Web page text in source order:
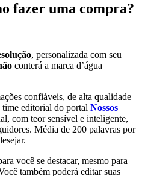
fazer uma compra?
, personalizada com seu
conterá a marca d’água
confiáveis, de alta qualidade
editorial do portal Nossos
com teor sensível e inteligente,
Média de 200 palavras por
você se destacar, mesmo para
também poderá editar suas